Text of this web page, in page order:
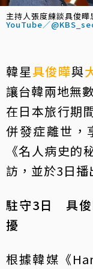
主持人張度練談具俊
YouTube／
韓星具俊曄與
讓台韓兩地無
在日本旅行期
併發症離世，
《名人病史的
訪，並於3日播
駐守3日 具俊
擾
根據韓媒《